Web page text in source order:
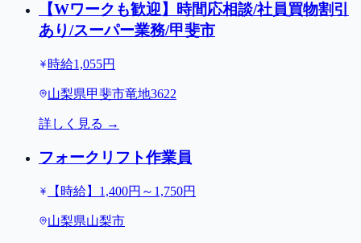
【Wワークも歓迎】時間応相談/社員買物割引
あり/スーパー業務/甲斐市
時給1,055円
山梨県甲斐市竜地3622
詳しく見る →
フォークリフト作業員
【時給】1,400円～1,750円
山梨県山梨市